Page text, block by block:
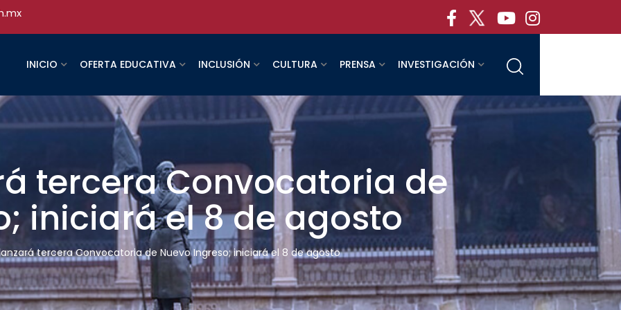
INICIO OFERTA EDUCATIVA INCLUSIÓN CULTURA PRENSA INVESTIGACIÓN
tercera Convocatoria de
iniciará el 8 de agosto
lanzará tercera Convocatoria de Nuevo Ingreso; iniciará el 8 de agosto